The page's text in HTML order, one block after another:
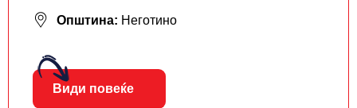
Општина: Неготино
Види повеќе